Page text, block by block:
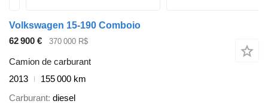
Volkswagen 15-190 Comboio
62 900 €
370 000 R$
Camion de carburant
2013
155 000 km
Carburant diesel